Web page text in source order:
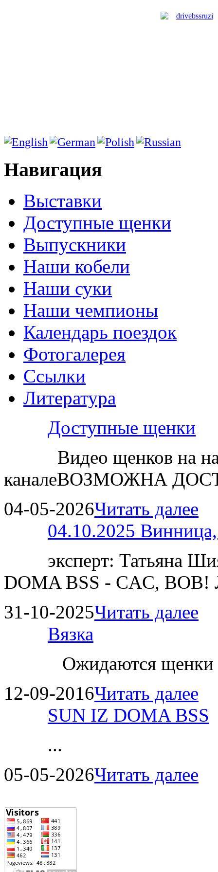
Навигация
Выставки
Доступные щенки
Выпускники
Наши кобели
Наши суки
Наши чемпионы
Календарь поездок
Фотогалерея
Ссылки
Литература
Доступные щенки
Видео щенков на
каналеВОЗМОЖНА
04-05-2026Читать далее
04.10.2025
эксперт: Татьяна
DOMA BSS - CAC,
31-10-2025Читать далее
Вязка
Ожидаются
12-09-2016Читать далее
SUN IZ DOMA BSS
...
05-05-2026Читать далее